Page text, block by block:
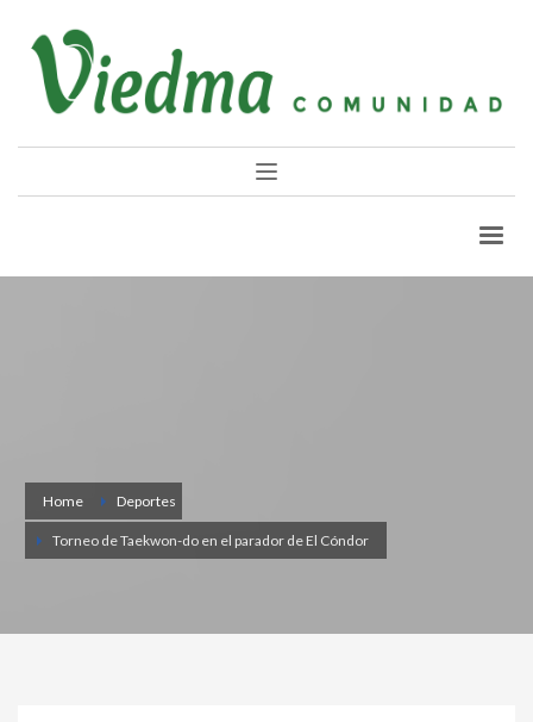
Home Deportes
Torneo de Taekwon-do en el parador de El Cóndor